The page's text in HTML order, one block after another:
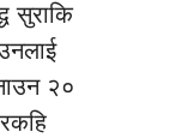
सुराकि
२०